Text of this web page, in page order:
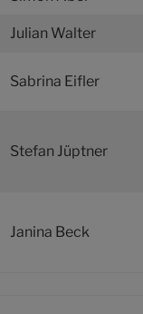
Julian Walter
Sabrina Eifler
Stefan Jüptner
Janina Beck